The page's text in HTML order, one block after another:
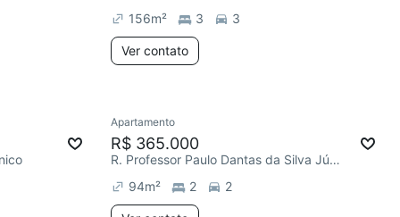
156m² 3 3
Ver contato
Apartamento
R$ 365.000
R. Professor Paulo Dantas da Silva Júnior, Jardim Botânico
94m² 2 2